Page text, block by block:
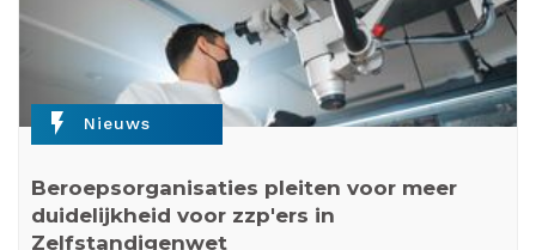
flash_on Nieuws
Beroepsorganisaties pleiten voor meer
duidelijkheid voor zzp'ers in
Zelfstandigenwet